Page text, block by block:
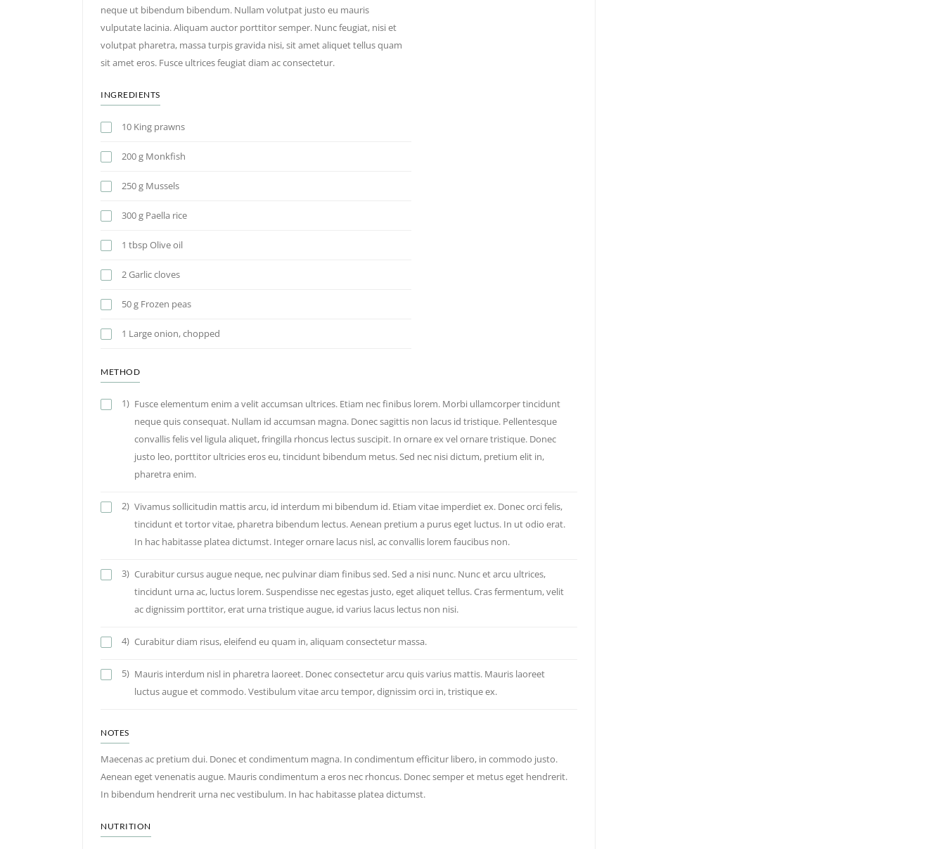
neque ut bibendum bibendum. Nullam volutpat justo eu mauris
vulputate lacinia. Aliquam auctor porttitor semper. Nunc feugiat, nisi et
volutpat pharetra, massa turpis gravida nisi, sit amet aliquet tellus quam
sit amet eros. Fusce ultrices feugiat diam ac consectetur.
INGREDIENTS
10 King prawns
200 g Monkfish
250 g Mussels
300 g Paella rice
1 tbsp Olive oil
2 Garlic cloves
50 g Frozen peas
1 Large onion, chopped
METHOD
1) Fusce elementum enim a velit accumsan ultrices. Etiam nec finibus lorem. Morbi ullamcorper tincidunt
neque quis consequat. Nullam id accumsan magna. Donec sagittis non lacus id tristique. Pellentesque
convallis felis vel ligula aliquet, fringilla rhoncus lectus suscipit. In ornare ex vel ornare tristique. Donec
justo leo, porttitor ultricies eros eu, tincidunt bibendum metus. Sed nec nisi dictum, pretium elit in,
pharetra enim.
2) Vivamus sollicitudin mattis arcu, id interdum mi bibendum id. Etiam vitae imperdiet ex. Donec orci felis,
tincidunt et tortor vitae, pharetra bibendum lectus. Aenean pretium a purus eget luctus. In ut odio erat.
In hac habitasse platea dictumst. Integer ornare lacus nisl, ac convallis lorem faucibus non.
3) Curabitur cursus augue neque, nec pulvinar diam finibus sed. Sed a nisi nunc. Nunc et arcu ultrices,
tincidunt urna ac, luctus lorem. Suspendisse nec egestas justo, eget aliquet tellus. Cras fermentum, velit
ac dignissim porttitor, erat urna tristique augue, id varius lacus lectus non nisi.
4) Curabitur diam risus, eleifend eu quam in, aliquam consectetur massa.
5) Mauris interdum nisl in pharetra laoreet. Donec consectetur arcu quis varius mattis. Mauris laoreet
luctus augue et commodo. Vestibulum vitae arcu tempor, dignissim orci in, tristique ex.
NOTES
Maecenas ac pretium dui. Donec et condimentum magna. In condimentum efficitur libero, in commodo justo.
Aenean eget venenatis augue. Mauris condimentum a eros nec rhoncus. Donec semper et metus eget hendrerit.
In bibendum hendrerit urna nec vestibulum. In hac habitasse platea dictumst.
NUTRITION